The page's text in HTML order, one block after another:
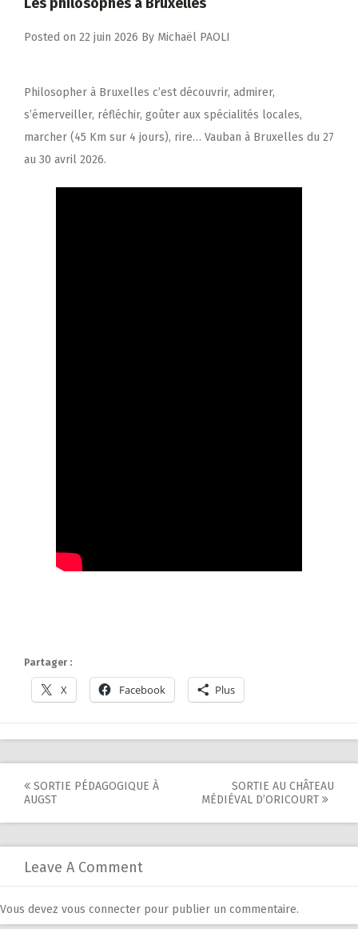
Posted on 22 juin 2026 By Michaël PAOLI
Philosopher à Bruxelles c’est découvrir, admirer,
s’émerveiller, réfléchir, goûter aux spécialités locales,
marcher (45 Km sur 4 jours), rire… Vauban à Bruxelles du 27
au 30 avril 2026.
Partager :
X Facebook Plus
Post
SORTIE PÉDAGOGIQUE À
AUGST
SORTIE AU CHÂTEAU
MÉDIÉVAL D’ORICOURT
Leave A Comment
Vous devez vous connecter pour publier un commentaire.